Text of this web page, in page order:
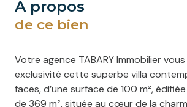
a propos
de ce bien
Votre agence TABARY Immobilier
exclusivité cette superbe villa
faces, d’une surface de 100 m²,
de 369 m², située au cœur de la